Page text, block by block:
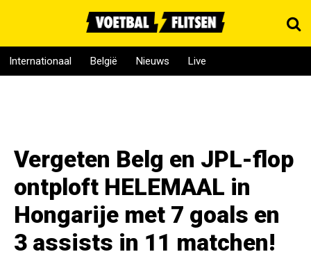
Internationaal België Nieuws Live
Vergeten Belg en JPL-flop
ontploft HELEMAAL in
Hongarije met 7 goals en
3 assists in 11 matchen!